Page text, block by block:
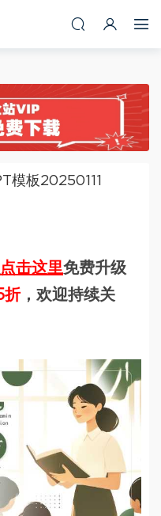
模板20250111
点击这里免费升级
折，欢迎持续关